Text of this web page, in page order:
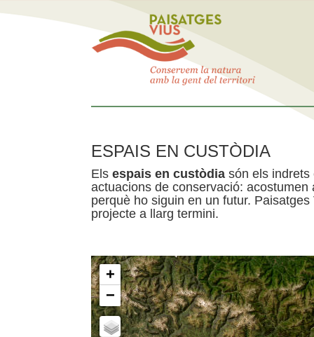
ESPAIS EN CUSTÒDIA
Els espais en custòdia són els indrets
actuacions de conservació:
perquè ho siguin en un futur.
projecte a llarg termini.
+
−